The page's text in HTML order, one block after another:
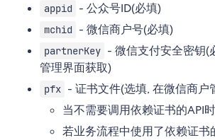
appid - 公众号ID(必填)
mchid - 微信商户号(必填)
partnerKey - 微信支付安全密钥(
管理界面获取)
pfx - 证书文件(选填, 在微信商户
当不需要调用依赖证书的API
若业务流程中使用了依赖证书